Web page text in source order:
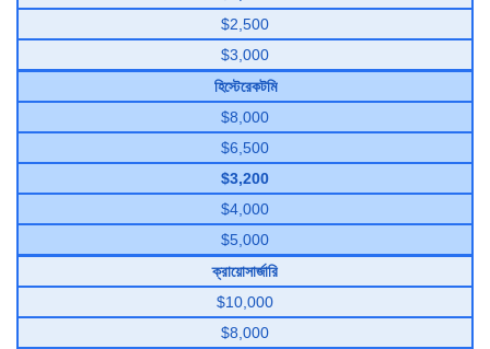
$2,500
$3,000
হিস্টেরেকটমি
$8,000
$6,500
$3,200
$4,000
$5,000
ক্রায়োসার্জারি
$10,000
$8,000